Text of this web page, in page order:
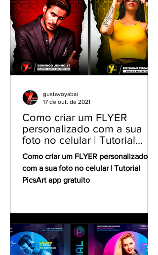
Como criar um FLYER
personalizado com a sua
foto no celular | Tutorial
PicsArt app gratuito
Como criar um FLYER personalizado
com a sua foto no celular | Tutorial
PicsArt app gratuito
gustavoyabai
17 de out. de 2021